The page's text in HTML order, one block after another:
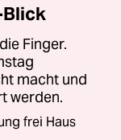
Blick
Finger.
macht und
werden.
frei Haus